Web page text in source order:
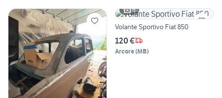
6
Volante Sportivo Fiat 850
120 €
Arcore(MB)